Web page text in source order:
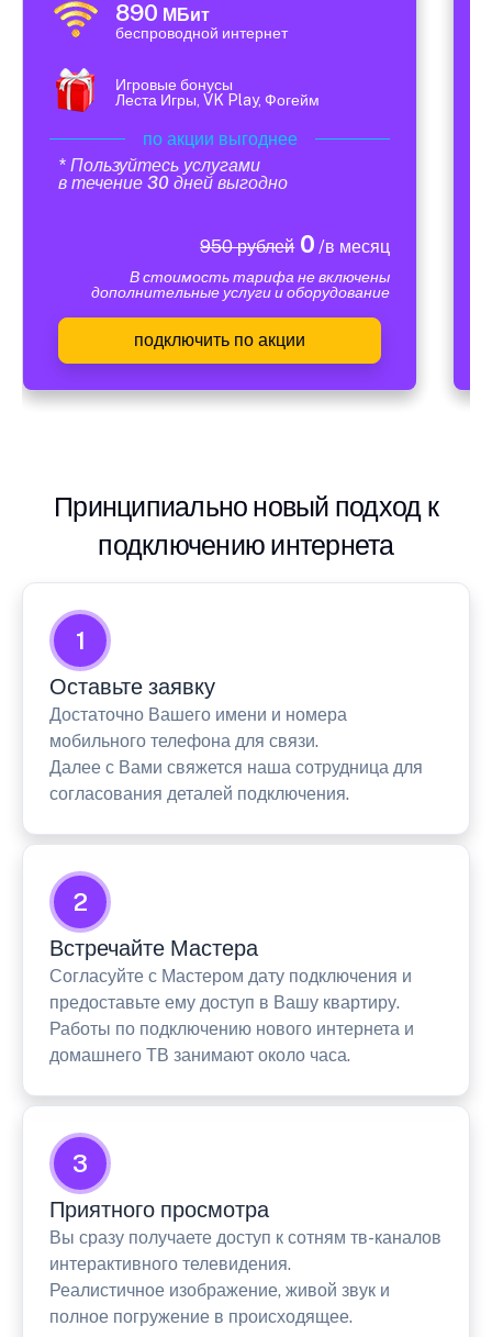
890 МБит
беспроводной интернет
Игровые бонусы
Леста Игры, VK Play, Фогейм
по акции выгоднее
* Пользуйтесь услугами
в течение 30 дней выгодно
950 рублей0 /в месяц
В стоимость тарифа не включены
дополнительные услуги и оборудование
подключить по акции
Принципиально новый подход к
подключению интернета
1
Оставьте заявку
Достаточно Вашего имени и номера
мобильного телефона для связи.
Далее с Вами свяжется наша сотрудница для
согласования деталей подключения.
2
Встречайте Мастера
Согласуйте с Мастером дату подключения и
предоставьте ему доступ в Вашу квартиру.
Работы по подключению нового интернета и
домашнего ТВ занимают около часа.
3
Приятного просмотра
Вы сразу получаете доступ к сотням тв-каналов
интерактивного телевидения.
Реалистичное изображение, живой звук и
полное погружение в происходящее.